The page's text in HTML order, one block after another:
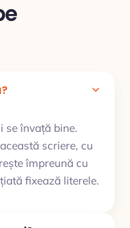
se învață bine.
scriere, cu
împreună cu
fixează literele.